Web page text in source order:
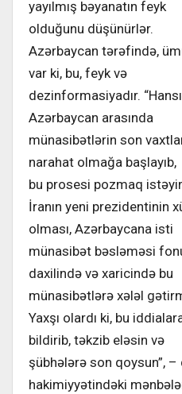
yayılmış bəyanatın feyk
olduğunu düşünürlər.
Azərbaycan tərəfində,
var ki, bu, feyk və
dezinformasiyadır.
Azərbaycan arasında
münasibətlərin son
narahat olmağa başlayıb,
bu prosesi pozmaq
İranın yeni prezidentinin
olması, Azərbaycana isti
münasibət bəsləməsi
daxilində və xaricində bu
münasibətlərə xələl
Yaxşı olardı ki, bu
bildirib, təkzib eləsin və
şübhələrə son qoysun”,
hakimiyyətindəki